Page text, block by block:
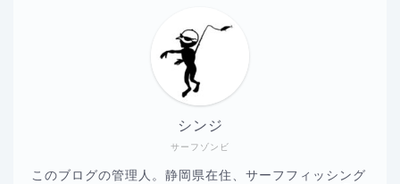
サーフゾンビ
シンジ
このブログの管理人。静岡県在住、サーフフィッシング